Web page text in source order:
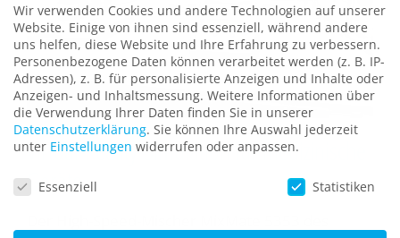
Virtual-Reality-Simulation für medizinische
Geräte
Wir verwenden Cookies und andere Technologien auf unserer
Website. Einige von ihnen sind essenziell, während andere
uns helfen, diese Website und Ihre Erfahrung zu verbessern.
Personenbezogene Daten können verarbeitet werden (z. B. IP-
Adressen), z. B. für personalisierte Anzeigen und Inhalte oder
Anzeigen- und Inhaltsmessung. Weitere Informationen über
die Verwendung Ihrer Daten finden Sie in unserer
Datenschutzerklärung. Sie können Ihre Auswahl jederzeit
unter Einstellungen widerrufen oder anpassen.
Datenschutzeinstellungen
Essenziell Statistiken